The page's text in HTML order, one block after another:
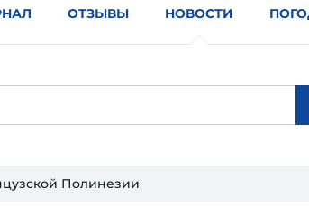
ОТЗЫВЫ НОВОСТИ
Полинезии